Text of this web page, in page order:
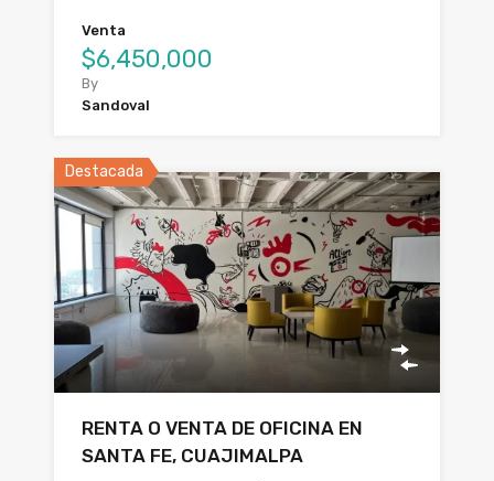
Venta
$6,450,000
By
Sandoval
Destacada
RENTA O VENTA DE OFICINA EN
SANTA FE, CUAJIMALPA